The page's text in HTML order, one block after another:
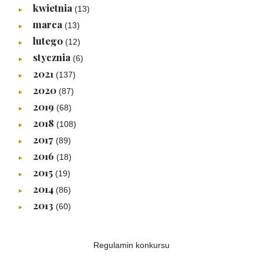
► kwietnia (13)
► marca (13)
► lutego (12)
► stycznia (6)
► 2021 (137)
► 2020 (87)
► 2019 (68)
► 2018 (108)
► 2017 (89)
► 2016 (18)
► 2015 (19)
► 2014 (86)
► 2013 (60)
Regulamin konkursu